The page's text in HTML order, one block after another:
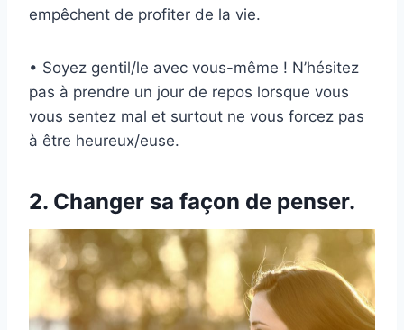
empêchent de profiter de la vie.
• Soyez gentil/le avec vous-même ! N’hésitez
pas à prendre un jour de repos lorsque vous
vous sentez mal et surtout ne vous forcez pas
à être heureux/euse.
2. Changer sa façon de penser.